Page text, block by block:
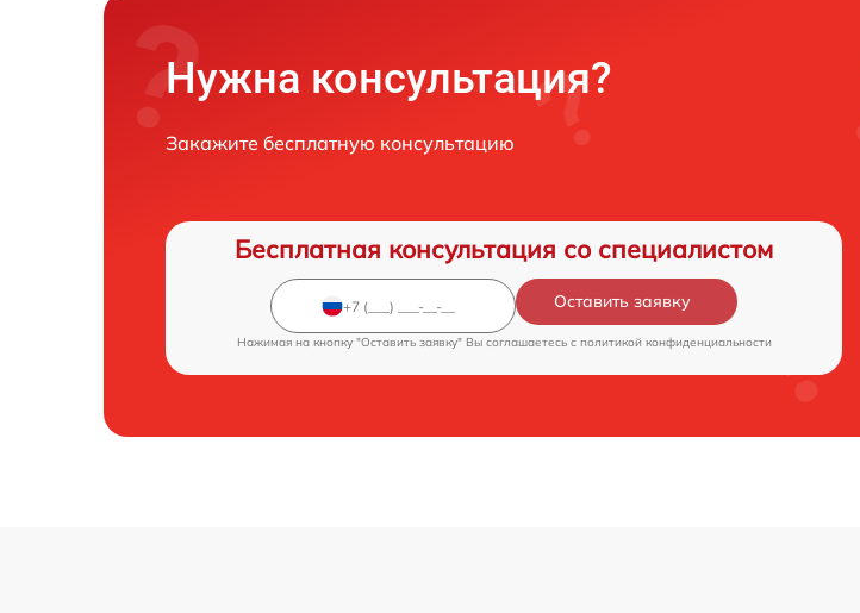
Нужна консультация?
Закажите бесплатную консультацию
Бесплатная консультация со специалистом
Оставить заявку
Нажимая на кнопку "Оставить заявку" Вы соглашаетесь c политикой конфиденциальности